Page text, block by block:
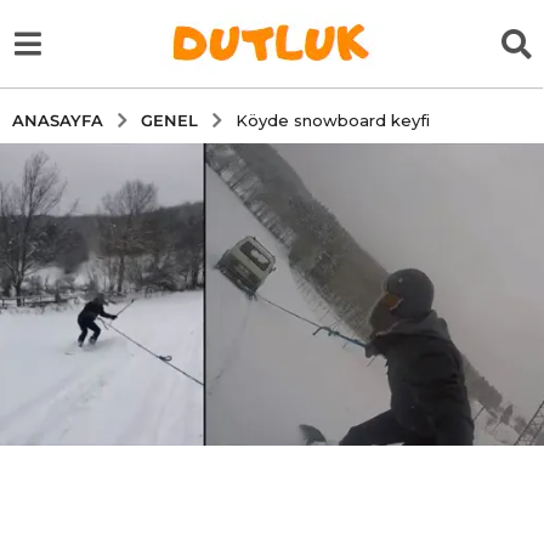
ANASAYFA GENEL Köyde snowboard keyfi